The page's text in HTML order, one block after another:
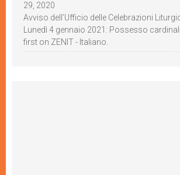
29, 2020
Avviso dell’Ufficio delle Celebrazioni
Lunedì 4 gennaio 2021: Possesso
first on ZENIT - Italiano.